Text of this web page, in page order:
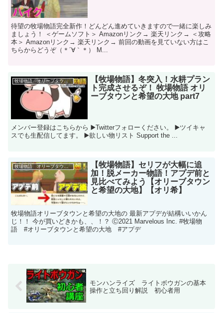
待望の牧場物語完全新作！どんどん進めていきますので一緒に楽しみ
ましょう！ ＜ゲームソフト＞ Amazonリンク→ 楽天リンク→ ＜攻略
本＞ Amazonリンク→ 楽天リンク→ 前回の動画を見ていない方はこ
ちらからどうぞ（＊´∀｀＊） M...
牧場物語 オリーブタウンと希望の大地
【牧場物語】冬突入！水耕プラン
ト完成させるぞ！ 牧場物語 オリ
ーブタウンと希望の大地 part7
メンバー登録はこちらから ▶️Twitterフォローください。 ▶️ツイキャ
スでも生配信してます。 ▶️欲しい物リスト Support the ...
牧場物語 オリーブタウンと希望の大地
【牧場物語】セリフが大幅に追
加！脱メーカー物語！アプデ前と
見比べてみよう【オリーブタウン
と希望の大地】【オリ希】
牧場物語オリーブタウンと希望の大地の 最新アプデが結構いいかん
じ！！ 今が買いどきかも、、！？ Ⓒ2021 Marvelous Inc. #牧場物
語 #オリーブタウンと希望の大地 #アプデ
モンハンライズ ライトボウガンの基本
操作と立ち回り解説 初心者用